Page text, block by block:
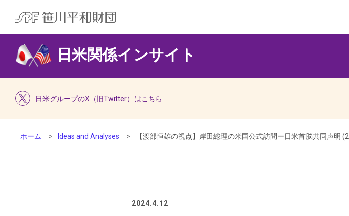
日米関係インサイト
日米グループのX（旧Twitter）はこちら
ホーム Ideas and Analyses 【渡部恒雄の視点】岸田総理の米国公式訪問ー日米首脳共同声明
2024.4.12